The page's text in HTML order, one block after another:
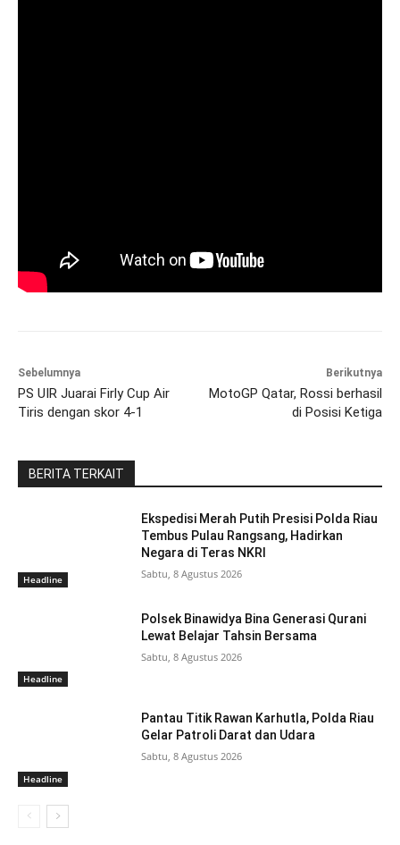
Sebelumnya
PS UIR Juarai Firly Cup Air
Tiris dengan skor 4-1
Berikutnya
MotoGP Qatar, Rossi berhasil
di Posisi Ketiga
BERITA TERKAIT
Headline
Ekspedisi Merah Putih Presisi Polda Riau
Tembus Pulau Rangsang, Hadirkan
Negara di Teras NKRI
Sabtu, 8 Agustus 2026
Headline
Polsek Binawidya Bina Generasi Qurani
Lewat Belajar Tahsin Bersama
Sabtu, 8 Agustus 2026
Headline
Pantau Titik Rawan Karhutla, Polda Riau
Gelar Patroli Darat dan Udara
Sabtu, 8 Agustus 2026